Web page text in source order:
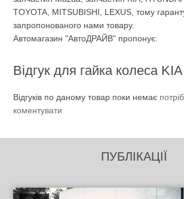
TOYOTA, MITSUBISHI, LEXUS, тому
запропонованого нами товару.
Автомагазин "АвтоДРАЙВ" пропонує:
Відгук для гайка колеса KIA
Відгуків по даному товар поки немає
коментувати
ПУБЛІКАЦІЇ